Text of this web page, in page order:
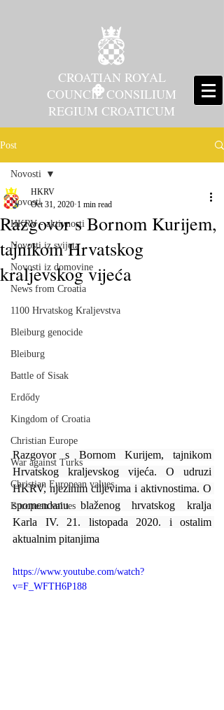
CROATIAN ROYAL
COUNCIL CONSILIUM
REGIUM CROATICUM
Post
Novosti
HKRV - aktivnosti
Novosti iz svijeta
Novosti iz domovine
News from Croatia
1100 Hrvatskog Kraljevstva
Bleiburg genocide
Bleiburg
Battle of Sisak
Erdődy
Kingdom of Croatia
Christian Europe
War against Turks
Christian European values
European values
Novosti
Razgovor s Bornom Kurijem,
tajnikom Hrvatskog
kraljevskog vijeća
HKRV
Oct 31, 2020 1 min read
Razgovor s Bornom Kurijem, tajnikom
Hrvatskog kraljevskog vijeća. O udruzi
HKRV, njezinim ciljevima i aktivnostima. O
spomendanu blaženog hrvatskog kralja
Karla IV. 21. listopada 2020. i ostalim
aktualnim pitanjima
https://www.youtube.com/watch?
v=F_WFTH6P188